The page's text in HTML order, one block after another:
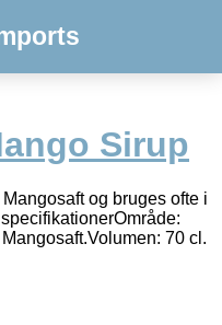
Sirup
og bruges ofte i
70 cl.